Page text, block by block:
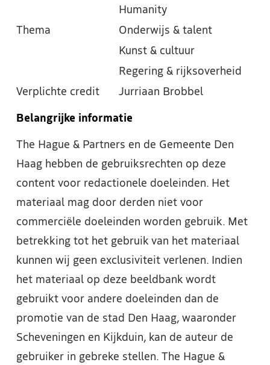
Humanity
Thema
Onderwijs & talent
Kunst & cultuur
Regering & rijksoverheid
Verplichte credit
Jurriaan Brobbel
Belangrijke informatie
The Hague & Partners en de Gemeente Den
Haag hebben de gebruiksrechten op deze
content voor redactionele doeleinden. Het
materiaal mag door derden niet voor
commerciële doeleinden worden gebruik. Met
betrekking tot het gebruik van het materiaal
kunnen wij geen exclusiviteit verlenen. Indien
het materiaal op deze beeldbank wordt
gebruikt voor andere doeleinden dan de
promotie van de stad Den Haag, waaronder
Scheveningen en Kijkduin, kan de auteur de
gebruiker in gebreke stellen. The Hague &